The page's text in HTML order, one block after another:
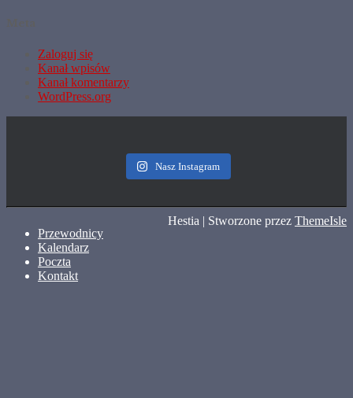
Zaloguj się
Kanał wpisów
Kanał komentarzy
WordPress.org
Nasz Instagram
Przewodnicy
Kalendarz
Poczta
Kontakt
Hestia | Stworzone przez ThemeIsle